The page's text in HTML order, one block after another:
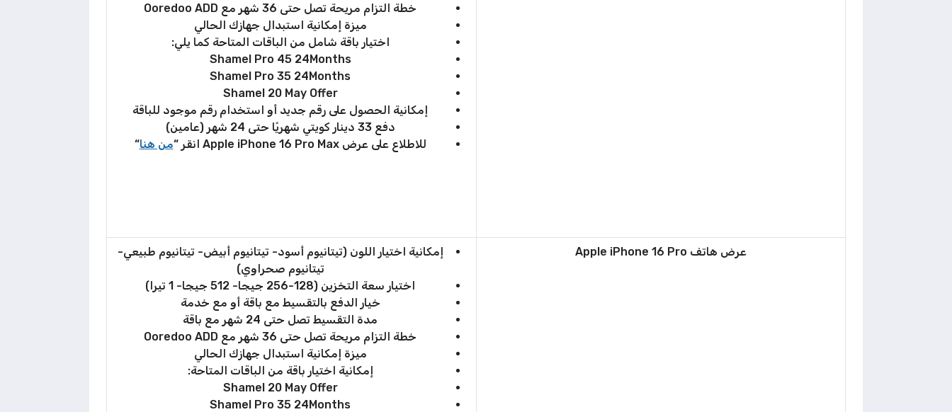
خطة التزام مريحة تصل حتى 36 شهر مع Ooredoo ADD
ميزة إمكانية استبدال جهازك الحالي
اختيار باقة شامل من الباقات المتاحة كما يلي:
Shamel Pro 45 24Months
Shamel Pro 35 24Months
Shamel 20 May Offer
إمكانية الحصول على رقم جديد أو استخدام رقم موجود للباقة
دفع 33 دينار كويتي شهريًا حتى 24 شهر (عامين)
للاطلاع على عرض Apple iPhone 16 Pro Max انقر “
من هنا“
عرض هاتف Apple iPhone 16 Pro
إمكانية اختيار اللون (تيتانيوم أسود- تيتانيوم أبيض- تيتانيوم طبيعي-
تيتانيوم صحراوي)
اختيار سعة التخزين (128-256 جيجا- 512 جيجا- 1 تيرا)
خيار الدفع بالتقسيط مع باقة أو مع خدمة
مدة التقسيط تصل حتى 24 شهر مع باقة
خطة التزام مريحة تصل حتى 36 شهر مع Ooredoo ADD
ميزة إمكانية استبدال جهازك الحالي
إمكانية اختيار باقة من الباقات المتاحة:
Shamel 20 May Offer
Shamel Pro 35 24Months